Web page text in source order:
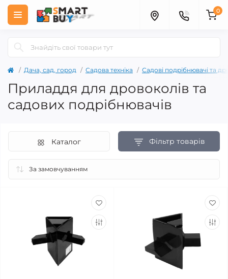
0
Дача, сад, город Садова техніка Садові подрібнювачі та
Приладдя для дровоколів та
садових подрібнювачів
Фільтр товарів
Каталог